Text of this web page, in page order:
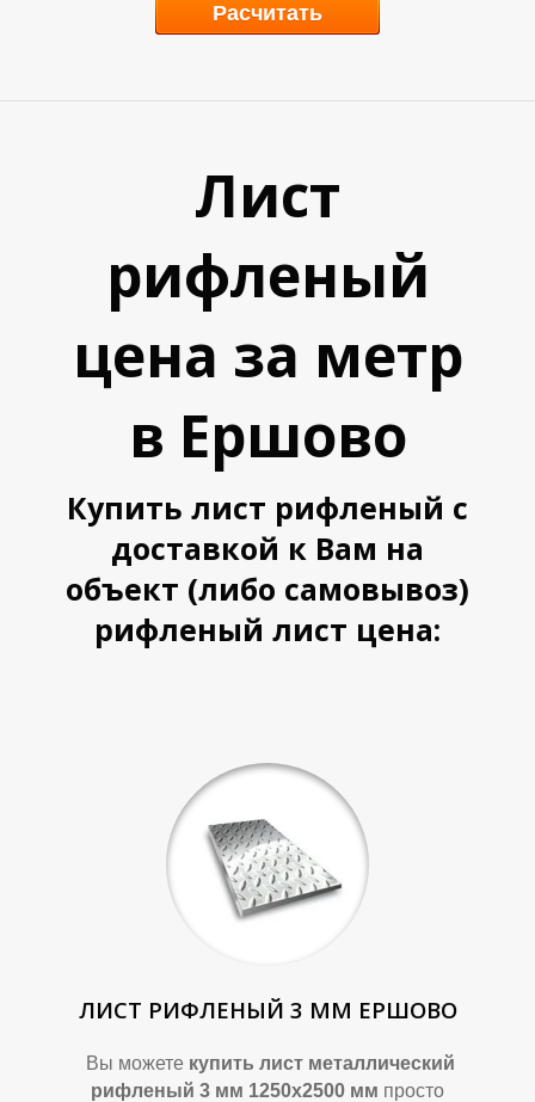
В
У
Расчитать
Лист
рифленый
цена за метр
в Ершово
Купить лист рифленый с
доставкой к Вам на
объект (либо самовывоз)
рифленый лист цена:
ЛИСТ РИФЛЕНЫЙ 3 ММ ЕРШОВО
Вы можете купить лист металлический
рифленый 3 мм 1250х2500 мм просто
В
У